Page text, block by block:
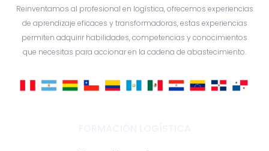
Reinventamos al profesional en logística, ofrecemos experiencias
de aprendizaje eficaces y transformadoras, estas experiencias
permiten adquirir habilidades, competencias y conocimientos
que necesitas para accionar en la cadena de abastecimiento.